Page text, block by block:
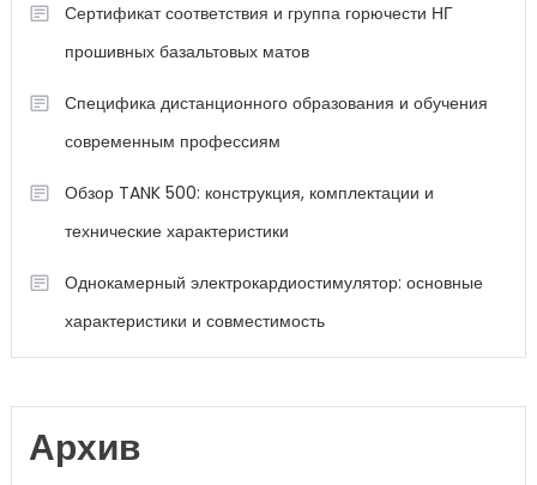
Сертификат соответствия и группа горючести НГ
прошивных базальтовых матов
Специфика дистанционного образования и обучения
современным профессиям
Обзор TANK 500: конструкция, комплектации и
технические характеристики
Однокамерный электрокардиостимулятор: основные
характеристики и совместимость
Архив